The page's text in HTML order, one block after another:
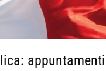
appuntamenti